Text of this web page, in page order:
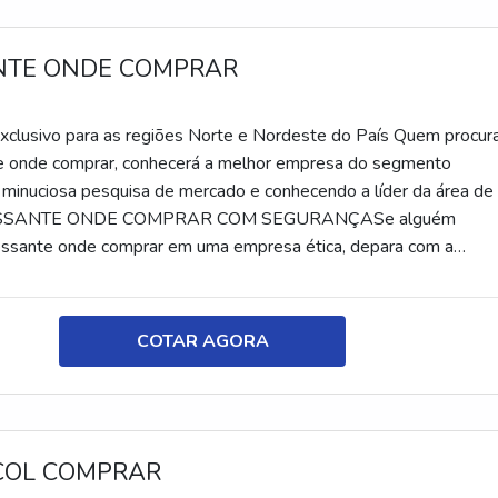
ONDE COMPRAR
para as regiões Norte e Nordeste do País Quem
comprar, conhecerá a melhor empresa do segmento
pesquisa de mercado e conhecendo a líder da área de
ONDE COMPRAR COM SEGURANÇASe alguém
onde comprar em uma empresa ética, depara com a
foca em tecnologia e desenvolvimento no que gera
focando em espessante onde comprar, sempre deve-
que tenha produtos e serviços com ótima qualidade e
tipo de cuidado ajuda a garantir a qualidade e durabilidade
COTAR AGORA
COMPRAR